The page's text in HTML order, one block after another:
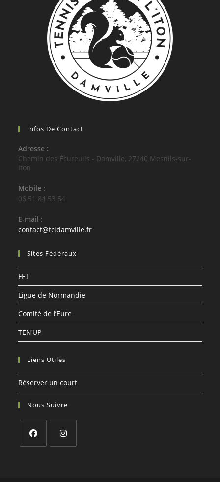
Infos De Contact
Adresse :
Chemin des Écureuils - Damville, 27240 Mesnils-sur-
Iton
Mobile :
06 51 84 53 54
E-mail :
contact@tcidamville.frS’ouvre
Sites Fédéraux
FFT
Ligue de Normandie
Comité de l’Eure
TEN’UP
Liens Utiles
Réserver un court
Nous Suivre